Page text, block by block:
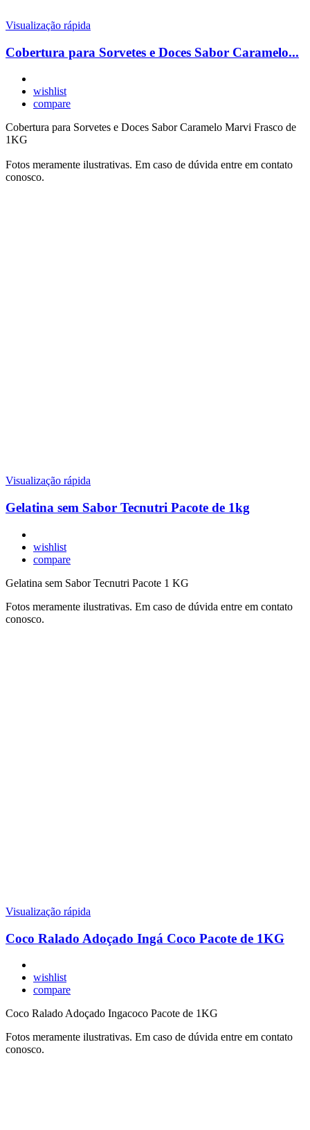
Visualização rápida
Cobertura para Sorvetes e Doces Sabor Caramelo...
wishlist
compare
Cobertura para Sorvetes e Doces Sabor Caramelo Marvi Frasco de
1KG
Fotos meramente ilustrativas. Em caso de dúvida entre em contato
conosco.
Visualização rápida
Gelatina sem Sabor Tecnutri Pacote de 1kg
wishlist
compare
Gelatina sem Sabor Tecnutri Pacote 1 KG
Fotos meramente ilustrativas. Em caso de dúvida entre em contato
conosco.
Visualização rápida
Coco Ralado Adoçado Ingá Coco Pacote de 1KG
wishlist
compare
Coco Ralado Adoçado Ingacoco Pacote de 1KG
Fotos meramente ilustrativas. Em caso de dúvida entre em contato
conosco.